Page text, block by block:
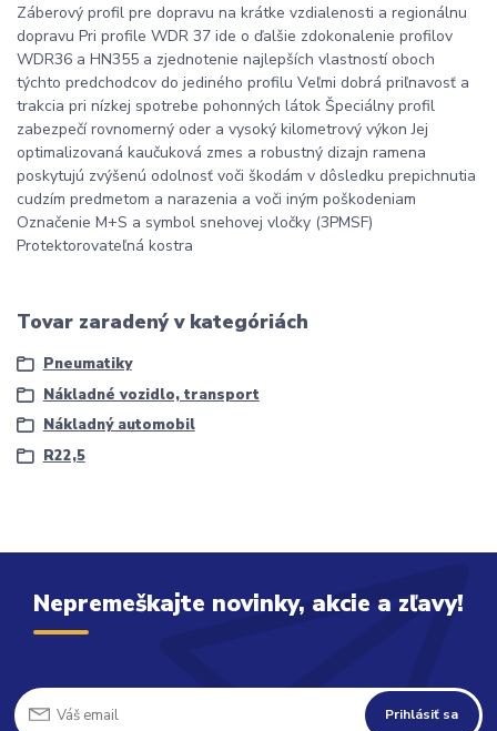
Záberový profil pre dopravu na krátke vzdialenosti a regionálnu
dopravu Pri profile WDR 37 ide o ďalšie zdokonalenie profilov
WDR36 a HN355 a zjednotenie najlepších vlastností oboch
týchto predchodcov do jediného profilu Veľmi dobrá priľnavosť a
trakcia pri nízkej spotrebe pohonných látok Špeciálny profil
zabezpečí rovnomerný oder a vysoký kilometrový výkon Jej
optimalizovaná kaučuková zmes a robustný dizajn ramena
poskytujú zvýšenú odolnosť voči škodám v dôsledku prepichnutia
cudzím predmetom a narazenia a voči iným poškodeniam
Označenie M+S a symbol snehovej vločky (3PMSF)
Protektorovateľná kostra
Tovar zaradený v kategóriách
Pneumatiky
Nákladné vozidlo, transport
Nákladný automobil
R22,5
Nepremeškajte novinky, akcie a zľavy!
Prihlásiť sa